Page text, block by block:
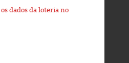
dados da loteria no